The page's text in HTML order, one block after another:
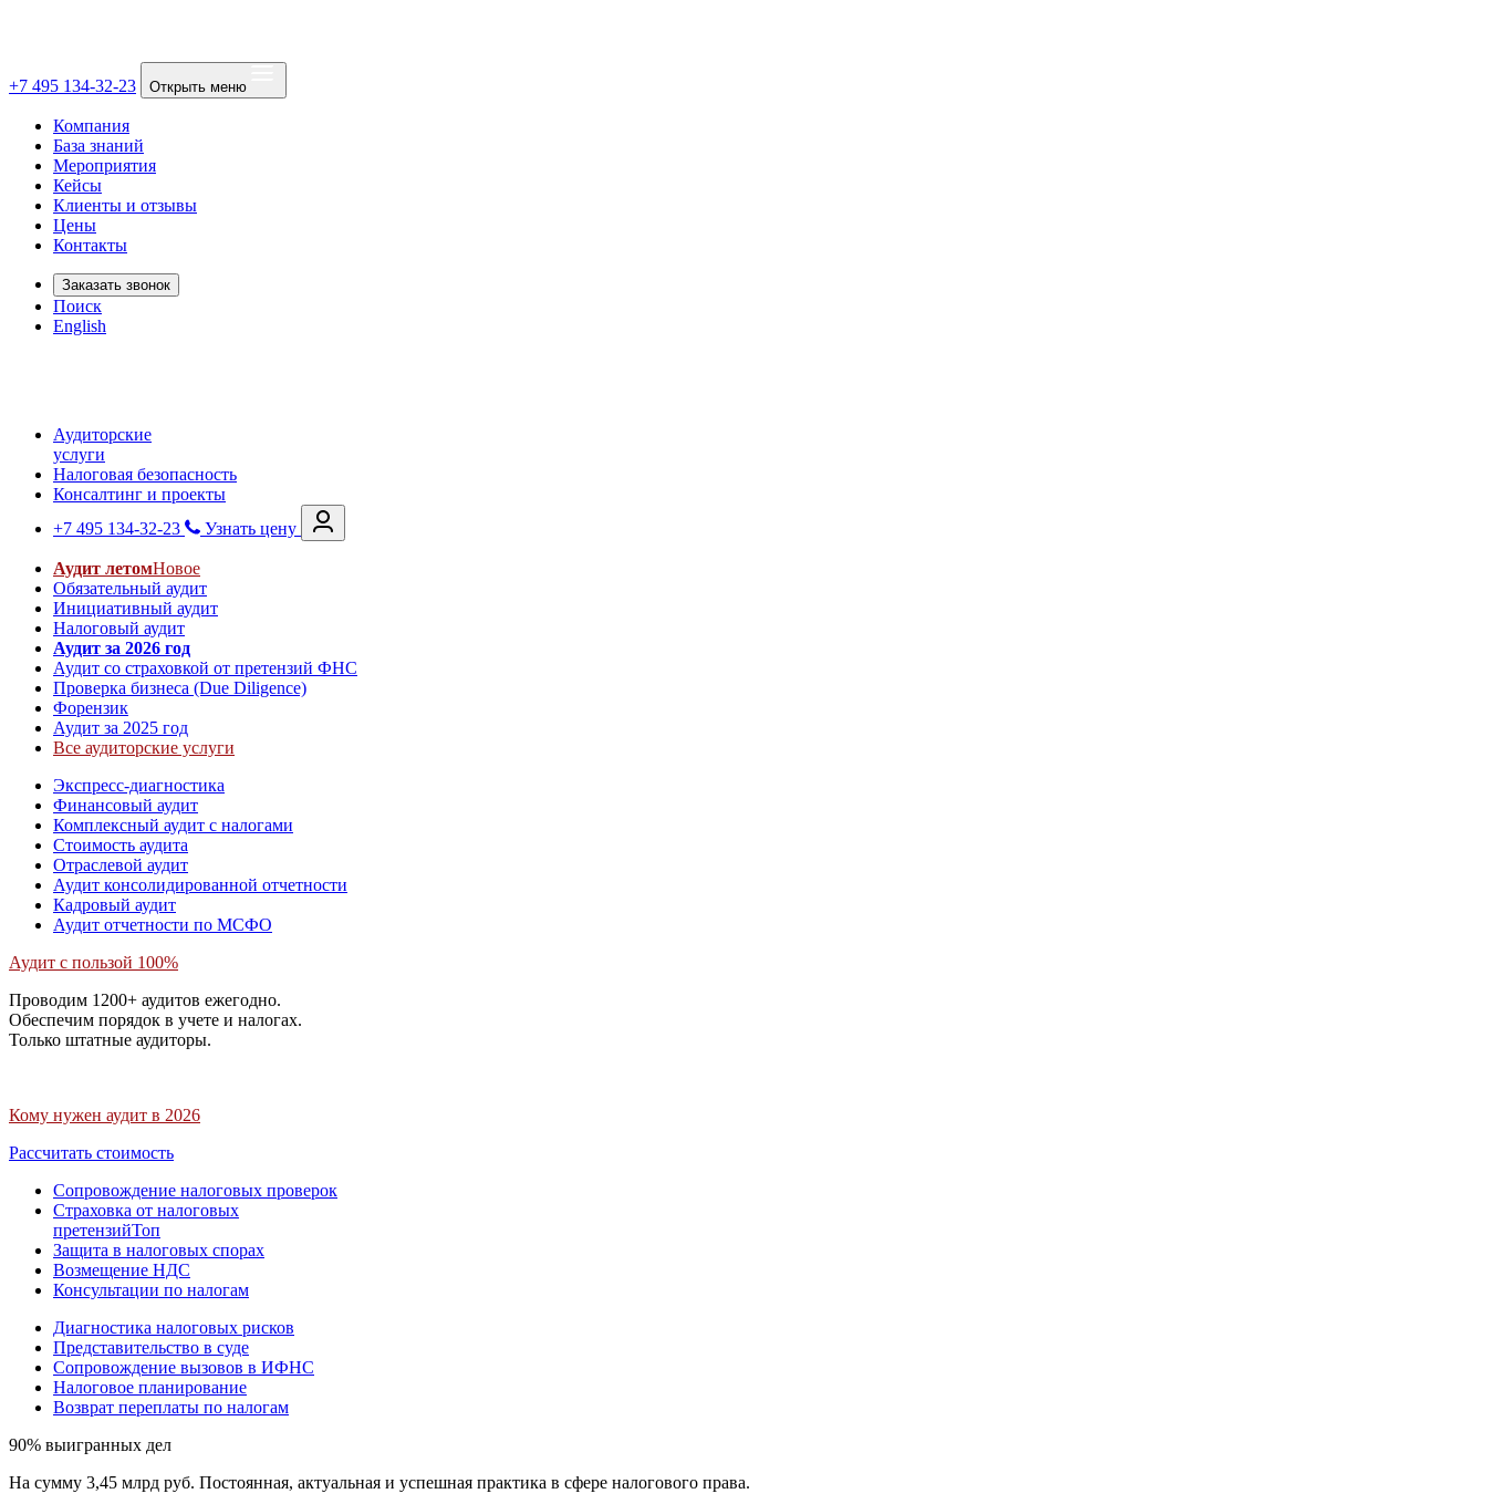
+7 495 134-32-23 Открыть меню
Компания
База знаний
Мероприятия
Кейсы
Клиенты и отзывы
Цены
Контакты
Заказать звонок
Поиск
English
Аудиторские
услуги
Налоговая безопасность
Консалтинг и проекты
+7 495 134-32-23
Узнать цену
Аудит летомНовое
Обязательный аудит
Инициативный аудит
Налоговый аудит
Аудит за 2026 год
Аудит со страховкой от претензий ФНС
Проверка бизнеса (Due Diligence)
Форензик
Аудит за 2025 год
Все аудиторские услуги
Экспресс-диагностика
Финансовый аудит
Комплексный аудит с налогами
Стоимость аудита
Отраслевой аудит
Аудит консолидированной отчетности
Кадровый аудит
Аудит отчетности по МСФО
Аудит с пользой 100%
Проводим 1200+ аудитов ежегодно.
Обеспечим порядок в учете и налогах.
Только штатные аудиторы.
Кому нужен аудит в 2026
Рассчитать стоимость
Сопровождение налоговых проверок
Страховка от налоговых
претензийТоп
Защита в налоговых спорах
Возмещение НДС
Консультации по налогам
Диагностика налоговых рисков
Представительство в суде
Сопровождение вызовов в ИФНС
Налоговое планирование
Возврат переплаты по налогам
90% выигранных дел
На сумму 3,45 млрд руб. Постоянная, актуальная и успешная практика в сфере налогового права.